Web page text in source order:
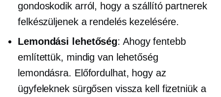
gondoskodik arról, hogy a szállító partnerek
felkészüljenek a rendelés kezelésére.
Lemondási lehetőség: Ahogy fentebb
említettük, mindig van lehetőség
lemondásra. Előfordulhat, hogy az
ügyfeleknek sürgősen vissza kell fizetniük a